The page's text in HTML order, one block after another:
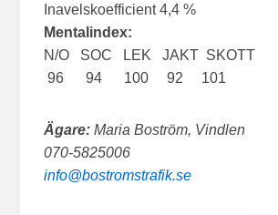
Inavelskoefficient 4,4 %
Mentalindex:
N/O SOC LEK JAKT SKOTT
96 94 100 92 101
Ägare:Maria Boström, Vindlen
070-5825006
info@bostromstrafik.se